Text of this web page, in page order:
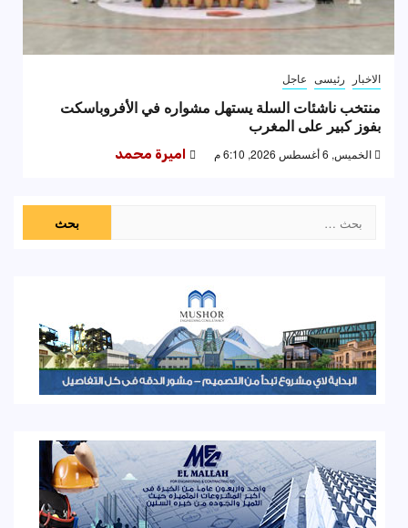
الاخبار رئيسى عاجل
منتخب ناشئات السلة يستهل مشواره في الأفروباسكت
بفوز كبير على المغرب
الخميس, 6 أغسطس 2026, 6:10 م اميرة محمد
عن: